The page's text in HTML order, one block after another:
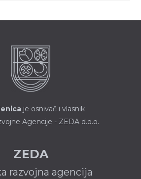
je osnivač i vlasnik
Agencije - ZEDA d.o.o.
ZEDA
razvojna agencija